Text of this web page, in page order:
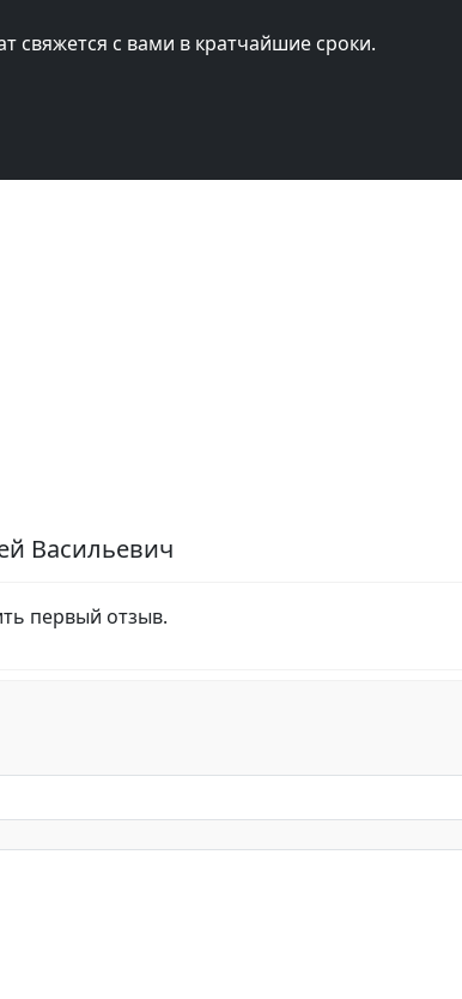
свяжется с вами в кратчайшие сроки.
Васильевич
первый отзыв.